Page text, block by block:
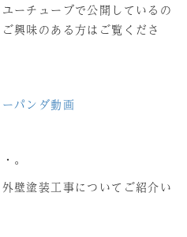
ーチューブで公開しているの
興味のある方はご覧くださ
パンダ動画
。
壁塗装工事についてご紹介い